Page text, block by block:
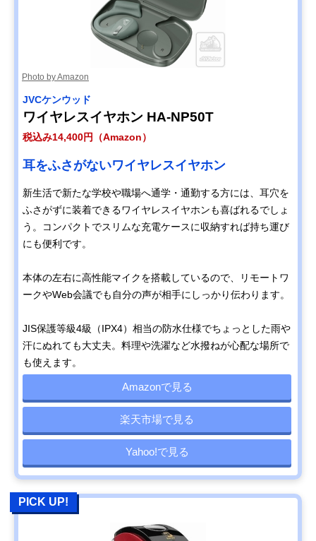
Photo by Amazon
JVCケンウッド
ワイヤレスイヤホン HA-NP50T
税込み14,400円（Amazon）
耳をふさがないワイヤレスイヤホン
新生活で新たな学校や職場へ通学・通勤する方には、耳穴を
ふさがずに装着できるワイヤレスイヤホンも喜ばれるでしょ
う。コンパクトでスリムな充電ケースに収納すれば持ち運び
にも便利です。
本体の左右に高性能マイクを搭載しているので、リモートワ
ークやWeb会議でも自分の声が相手にしっかり伝わります。
JIS保護等級4級（IPX4）相当の防水仕様でちょっとした雨や
汗にぬれても大丈夫。料理や洗濯など水撥ねが心配な場所で
も使えます。
Amazonで見る
楽天市場で見る
Yahoo!で見る
PICK UP!